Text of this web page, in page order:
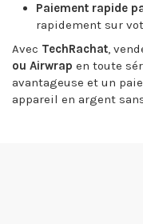
Paiement rapide
rapidement sur
Avec TechRachat,
ou Airwrap en toute
avantageuse et un
appareil en argent